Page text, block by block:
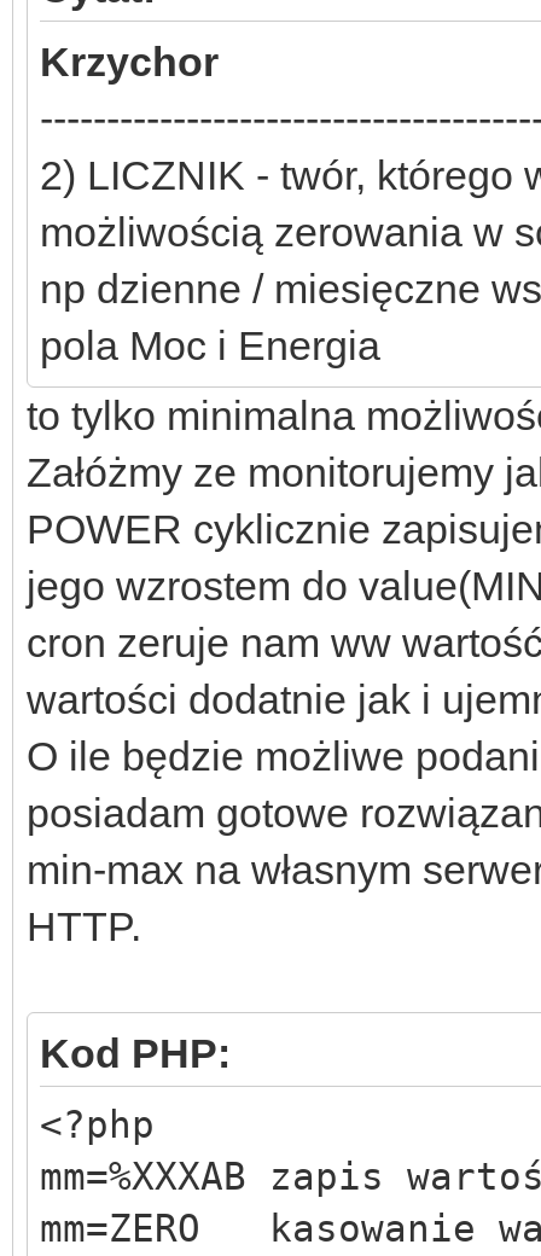
Krzychor
2) LICZNIK - twór, którego
możliwością zerowania w
np dzienne / miesięczne
pola Moc i Energia
to tylko minimalna
Załóżmy ze monitorujemy
POWER cyklicznie
jego wzrostem do
cron zeruje nam ww
wartości dodatnie jak i
O ile będzie możliwe
posiadam gotowe
min-max na własnym
HTTP.
Kod PHP:
<?php //
mm=%XXXAB zapis
mm=ZERO